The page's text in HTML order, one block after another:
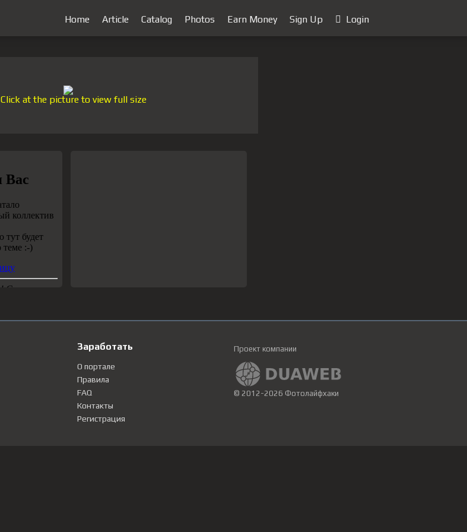
Home Article Catalog Photos Earn Money Sign Up Login
Click at the picture to view full size
Заработать
О портале
Правила
FAQ
Контакты
Регистрация
Проект компании
© 2012-2026 Фотолайфхаки